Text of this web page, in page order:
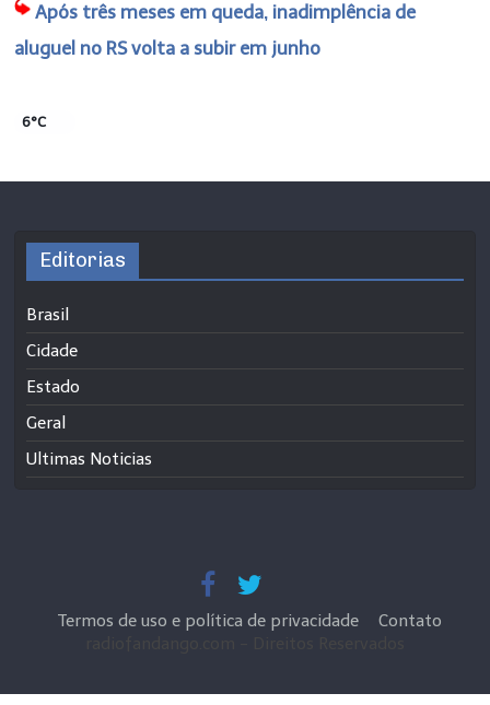
Após três meses em queda, inadimplência de
aluguel no RS volta a subir em junho
6°C
Editorias
Brasil
Cidade
Estado
Geral
Ultimas Noticias
Termos de uso e política de privacidade
Contato